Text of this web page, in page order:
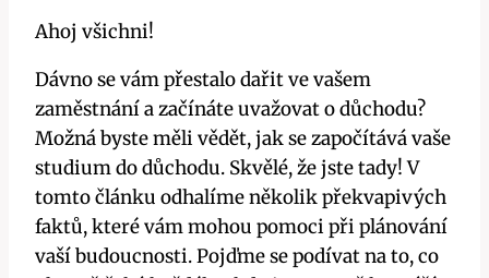
Ahoj všichni!
Dávno se vám přestalo dařit ve vašem
zaměstnání a začínáte uvažovat o důchodu?
Možná byste měli vědět, jak se započítává vaše
studium do důchodu. Skvělé, že jste tady! V
tomto článku odhalíme několik překvapivých
faktů, které vám mohou pomoci při plánování
vaší budoucnosti. Pojďme se podívat na to, co